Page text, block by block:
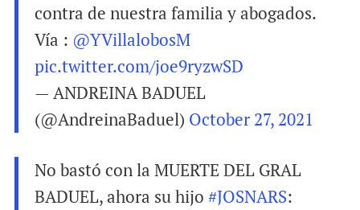
contra de nuestra familia y abogados.
Vía : @YVillalobosM
pic.twitter.com/joe9ryzwSD
— ANDREINA BADUEL
(@AndreinaBaduel) October 27, 2021
No bastó con la MUERTE DEL GRAL
BADUEL, ahora su hijo #JOSNARS: